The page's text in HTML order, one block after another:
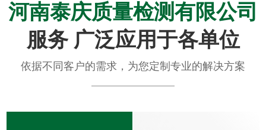
河南泰庆质量检测有限公司
服务 广泛应用于各单位
依据不同客户的需求，为您定制专业的解决方案